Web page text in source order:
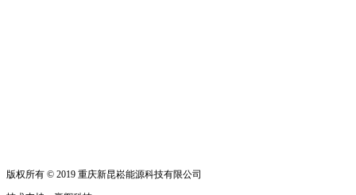
版权所有 © 2019 重庆新昆崧能源科技有限公司